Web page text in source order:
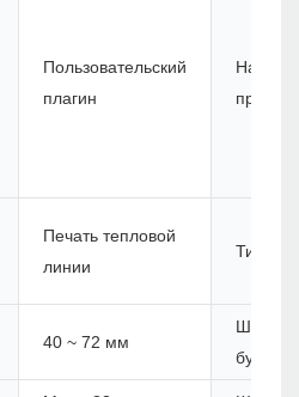
Пользовательский
плагин
Печать тепловой
линии
Тип
40 ~ 72 мм
Ширина
бумаги: